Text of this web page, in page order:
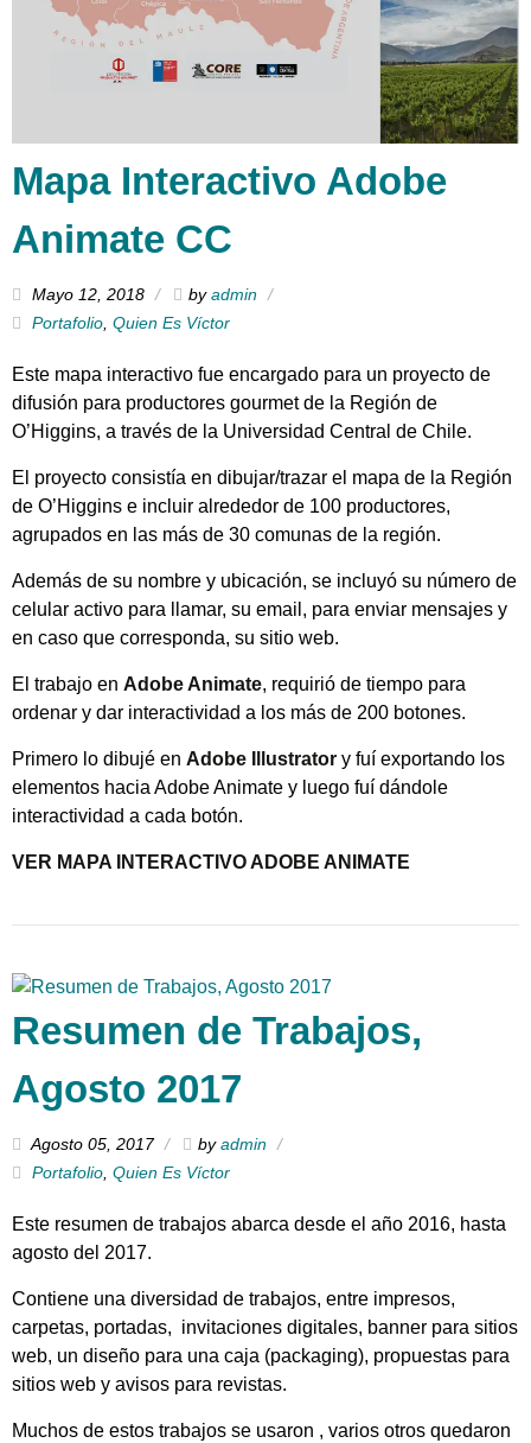
Mapa Interactivo Adobe
Animate CC
Mayo 12, 2018 byadmin
Portafolio, Quien Es Víctor
Este mapa interactivo fue encargado para un proyecto de
difusión para productores gourmet de la Región de
O’Higgins, a través de la Universidad Central de Chile.
El proyecto consistía en dibujar/trazar el mapa de la Región
de O’Higgins e incluir alrededor de 100 productores,
agrupados en las más de 30 comunas de la región.
Además de su nombre y ubicación, se incluyó su número de
celular activo para llamar, su email, para enviar mensajes y
en caso que corresponda, su sitio web.
El trabajo en Adobe Animate, requirió de tiempo para
ordenar y dar interactividad a los más de 200 botones.
Primero lo dibujé en Adobe Illustrator y fuí exportando los
elementos hacia Adobe Animate y luego fuí dándole
interactividad a cada botón.
VER MAPA INTERACTIVO ADOBE ANIMATE
Resumen de Trabajos,
Agosto 2017
Agosto 05, 2017 byadmin
Portafolio, Quien Es Víctor
Este resumen de trabajos abarca desde el año 2016, hasta
agosto del 2017.
Contiene una diversidad de trabajos, entre impresos,
carpetas, portadas, invitaciones digitales, banner para sitios
web, un diseño para una caja (packaging), propuestas para
sitios web y avisos para revistas.
Muchos de estos trabajos se usaron , varios otros quedaron